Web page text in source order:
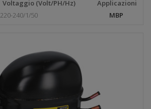
Voltaggio (Volt/PH/Hz)
Applicazioni
220-240/1/50 MBP